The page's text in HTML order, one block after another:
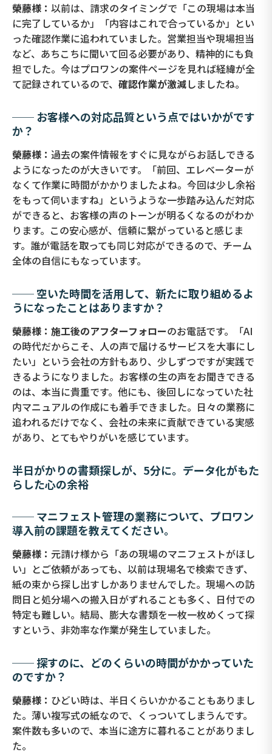
榮藤様： 以前は、請求のタイミングで「この現場は本当
に完了しているか」「内容はこれで合っているか」とい
った確認作業に追われていました。営業担当や現場担当
など、あちこちに聞いて回る必要があり、精神的にも負
担でした。今はプロワンの案件ページを見れば経緯が全
て記録されているので、 確認作業が激減しましたね。
── お客様への対応品質という点ではいかがです
か？
榮藤様： 過去の案件情報をすぐに見ながらお話しできる
ようになったのが大きいです。「前回、エレベーターが
なくて作業に時間がかかりましたよね。今回は少し余裕
をもって伺いますね」というような一歩踏み込んだ対応
ができると、お客様の声のトーンが明るくなるのがわか
ります。この安心感が、信頼に繋がっていると感じま
す。誰が電話を取っても同じ対応ができるので、チーム
全体の自信にもなっています。
── 空いた時間を活用して、新たに取り組めるよ
うになったことはありますか？
榮藤様：施工後のアフターフォローのお電話です。「AI
の時代だからこそ、人の声で届けるサービスを大事にし
たい」という会社の方針もあり、少しずつですが実践で
きるようになりました。お客様の生の声をお聞きできる
のは、本当に貴重です。他にも、後回しになっていた社
内マニュアルの作成にも着手できました。日々の業務に
追われるだけでなく、会社の未来に貢献できている実感
があり、とてもやりがいを感じています。
半日がかりの書類探しが、5分に。データ化がもた
らした心の余裕
── マニフェスト管理の業務について、プロワン
導入前の課題を教えてください。
榮藤様： 元請け様から「あの現場のマニフェストがほし
い」とご依頼があっても、以前は現場名で検索できず、
紙の束から探し出すしかありませんでした。現場への訪
問日と処分場への搬入日がずれることも多く、日付での
特定も難しい。結局、膨大な書類を一枚一枚めくって探
すという、非効率な作業が発生していました。
── 探すのに、どのくらいの時間がかかっていた
のですか？
榮藤様： ひどい時は、半日くらいかかることもありまし
た。薄い複写式の紙なので、くっついてしまうんです。
案件数も多いので、本当に途方に暮れることがありまし
た。